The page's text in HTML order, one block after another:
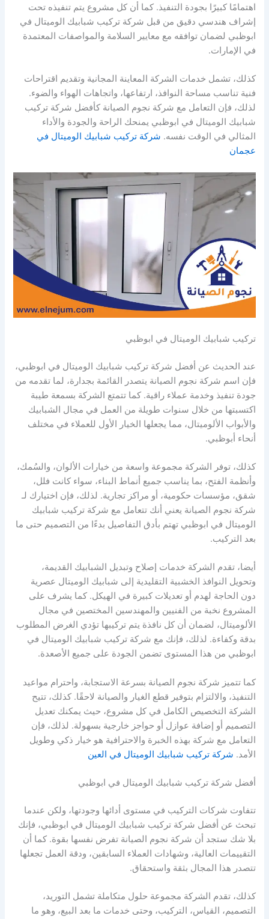
اهتمامًا كبيرًا بجودة التنفيذ. كما أن كل مشروع يتم تنفيذه تحت
إشراف هندسي دقيق من قبل شركة تركيب شبابيك الوميتال في
ابوظبي لضمان توافقه مع معايير السلامة والمواصفات المعتمدة
في الإمارات.
كذلك، تشمل خدمات الشركة المعاينة المجانية وتقديم اقتراحات
فنية تناسب مساحة النوافذ، ارتفاعها، واتجاهات الهواء والضوء.
لذلك، فإن التعامل مع شركة نجوم الصيانة كأفضل شركة تركيب
شبابيك الوميتال في ابوظبي يمنحك الراحة والجودة والأداء
المثالي في الوقت نفسه. شركة تركيب شبابيك الوميتال في
عجمان
تركيب شبابيك الوميتال في ابوظبي
عند الحديث عن أفضل شركة تركيب شبابيك الوميتال في ابوظبي،
فإن اسم شركة نجوم الصيانة يتصدر القائمة بجدارة، لما تقدمه من
جودة تنفيذ وخدمة عملاء راقية. كما تتمتع الشركة بسمعة طيبة
اكتسبتها من خلال سنوات طويلة من العمل في مجال الشبابيك
والأبواب الألوميتال، مما يجعلها الخيار الأول للعملاء في مختلف
أنحاء أبوظبي.
كذلك، توفر الشركة مجموعة واسعة من خيارات الألوان، والسُمك،
وأنظمة الفتح، بما يناسب جميع أنماط البناء، سواء كانت فلل،
شقق، مؤسسات حكومية، أو مراكز تجارية. لذلك، فإن اختيارك لـ
شركة نجوم الصيانة يعني أنك تتعامل مع شركة تركيب شبابيك
الوميتال في ابوظبي تهتم بأدق التفاصيل بدءًا من التصميم حتى ما
بعد التركيب.
أيضا، تقدم الشركة خدمات إصلاح وتبديل الشبابيك القديمة،
وتحويل النوافذ الخشبية التقليدية إلى شبابيك الوميتال عصرية
دون الحاجة لهدم أو تعديلات كبيرة في الهيكل. كما يشرف على
المشروع نخبة من الفنيين والمهندسين المختصين في مجال
الألوميتال، لضمان أن كل نافذة يتم تركيبها تؤدي الغرض المطلوب
بدقة وكفاءة. لذلك، فإنك مع شركة تركيب شبابيك الوميتال في
ابوظبي من هذا المستوى تضمن الجودة على جميع الأصعدة.
كما تتميز شركة نجوم الصيانة بسرعة الاستجابة، واحترام مواعيد
التنفيذ، والالتزام بتوفير قطع الغيار والصيانة لاحقًا. كذلك، تتيح
الشركة التخصيص الكامل في كل مشروع، حيث يمكنك تعديل
التصميم أو إضافة عوازل أو حواجز خارجية بسهولة. لذلك، فإن
التعامل مع شركة بهذه الخبرة والاحترافية هو خيار ذكي وطويل
الأمد. شركة تركيب شبابيك الوميتال في العين
أفضل شركة تركيب شبابيك الوميتال في ابوظبي
تتفاوت شركات التركيب في مستوى أدائها وجودتها، ولكن عندما
تبحث عن أفضل شركة تركيب شبابيك الوميتال في ابوظبي، فإنك
بلا شك ستجد أن شركة نجوم الصيانة تفرض نفسها بقوة. كما أن
التقييمات العالية، وشهادات العملاء السابقين، ودقة العمل تجعلها
تتصدر هذا المجال بثقة واستحقاق.
كذلك، تقدم الشركة مجموعة حلول متكاملة تشمل التوريد،
التصميم، القياس، التركيب، وحتى خدمات ما بعد البيع، وهو ما